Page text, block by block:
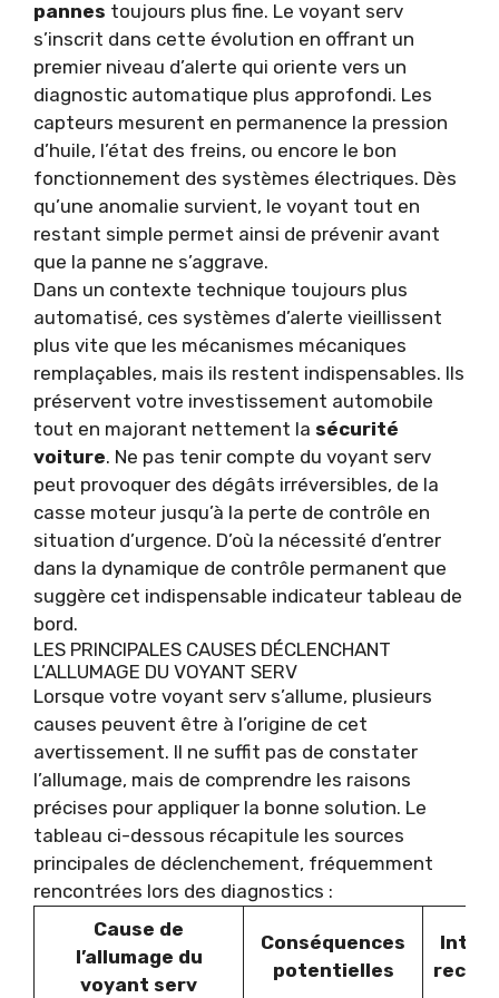
pannes toujours plus fine. Le voyant serv
s’inscrit dans cette évolution en offrant un
premier niveau d’alerte qui oriente vers un
diagnostic automatique plus approfondi. Les
capteurs mesurent en permanence la pression
d’huile, l’état des freins, ou encore le bon
fonctionnement des systèmes électriques. Dès
qu’une anomalie survient, le voyant tout en
restant simple permet ainsi de prévenir avant
que la panne ne s’aggrave.
Dans un contexte technique toujours plus
automatisé, ces systèmes d’alerte vieillissent
plus vite que les mécanismes mécaniques
remplaçables, mais ils restent indispensables. Ils
préservent votre investissement automobile
tout en majorant nettement la sécurité
voiture. Ne pas tenir compte du voyant serv
peut provoquer des dégâts irréversibles, de la
casse moteur jusqu’à la perte de contrôle en
situation d’urgence. D’où la nécessité d’entrer
dans la dynamique de contrôle permanent que
suggère cet indispensable indicateur tableau de
bord.
LES PRINCIPALES CAUSES DÉCLENCHANT
L’ALLUMAGE DU VOYANT SERV
Lorsque votre voyant serv s’allume, plusieurs
causes peuvent être à l’origine de cet
avertissement. Il ne suffit pas de constater
l’allumage, mais de comprendre les raisons
précises pour appliquer la bonne solution. Le
tableau ci-dessous récapitule les sources
principales de déclenchement, fréquemment
rencontrées lors des diagnostics :
Cause de
l’allumage du
voyant serv
Conséquences
potentielles